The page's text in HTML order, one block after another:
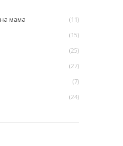
мама
(11)
(15)
(25)
(27)
(7)
(24)